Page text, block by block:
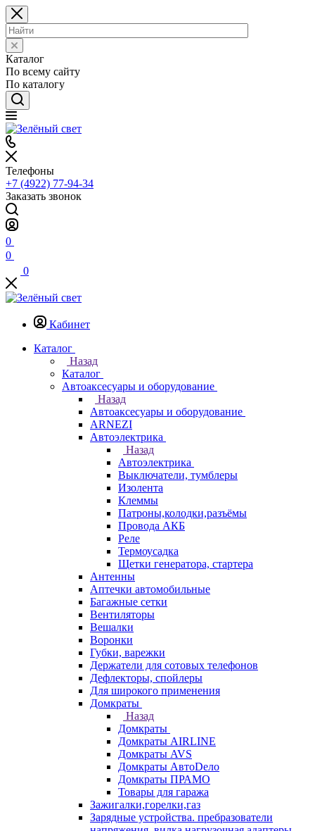
Каталог
По всему сайту
По каталогу
Телефоны
+7 (4922) 77-94-34
Заказать звонок
0
0
0
Кабинет
Каталог
Назад
Каталог
Автоаксесуары и оборудование
Назад
Автоаксесуары и оборудование
ARNEZI
Автоэлектрика
Назад
Автоэлектрика
Выключатели, тумблеры
Изолента
Клеммы
Патроны,колодки,разъёмы
Провода АКБ
Реле
Термоусадка
Щетки генератора, стартера
Антенны
Аптечки автомобильные
Багажные сетки
Вентиляторы
Вешалки
Воронки
Губки, варежки
Держатели для сотовых телефонов
Дефлекторы, спойлеры
Для широкого применения
Домкраты
Назад
Домкраты
Домкраты AIRLINE
Домкраты AVS
Домкраты АвтоDело
Домкраты ПРАМО
Товары для гаража
Зажигалки,горелки,газ
Зарядные устройства. пребразователи